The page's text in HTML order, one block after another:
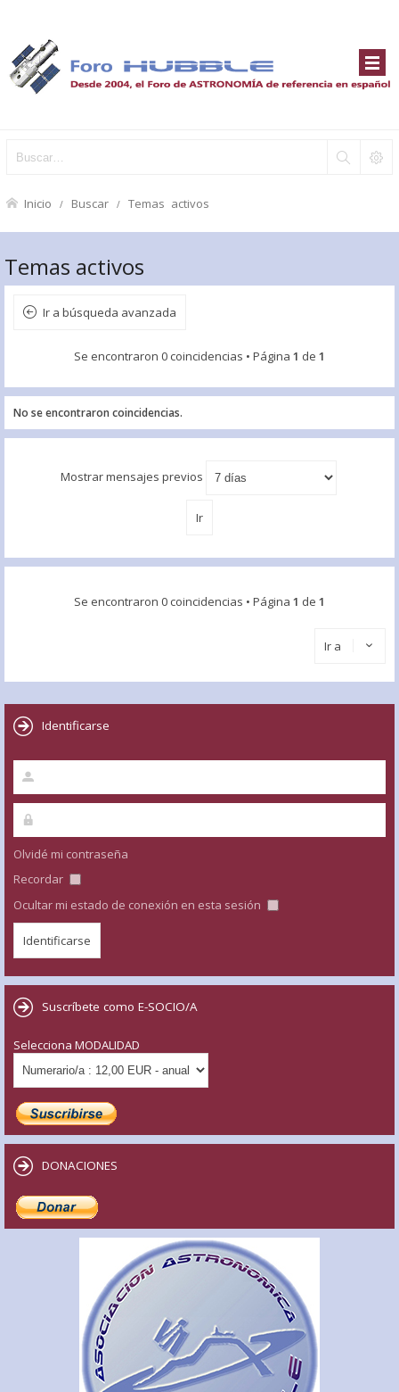
Inicio Buscar Temas activos
Temas activos
Ir a búsqueda avanzada
Se encontraron 0 coincidencias • Página 1 de 1
No se encontraron coincidencias.
Mostrar mensajes previos
Se encontraron 0 coincidencias • Página 1 de 1
Ir a
Identificarse
Olvidé mi contraseña
Recordar
Ocultar mi estado de conexión en esta sesión
Suscríbete como E-SOCIO/A
Selecciona MODALIDAD
DONACIONES